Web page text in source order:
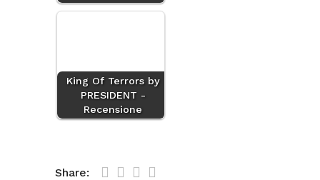
King Of Terrors by
PRESIDENT -
Recensione
Share: